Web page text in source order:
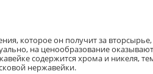
которое он получит за
на ценообразование
содержится хрома и никеля,
нержавейки.